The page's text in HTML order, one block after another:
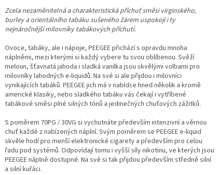
Zcela nezaměnitelná a charakteristická příchuť směsi virginského,
burley a orientálního tabáku sušeného žárem uspokojí i ty
nejnáročnější milovníky tabákových příchutí.
Ovoce, tabáky, ale i nápoje, PEEGEE přichází s opravdu mnoha
náplněmi, mezi kterými si každý vybere tu svou oblíbenou. Svěží
meloun, šťavnatá jahoda i sladká vanilka jsou skvělými volbami pro
milovníky lahodných e-liquidů. Na své si ale přijdou i milovníci
vynikajících tabáků. PEEGEE jich má v nabídce hned několik a kromě
americké klasiky, nebo sladkého tabáku vás čekají i vytříbené
tabákové směsi plné silných tónů a jedinečných chuťových zážitků.
S poměrem 70PG / 30VG si vychutnáte především intenzivní a věrnou
chuť každé z nabízených náplní. Svým poměrem se PEEGEE e-liquid
skvěle hodí pro menší elektronické cigarety a především pro celou
řadu pod systémů. Odpovídají tomu i vyšší síly nikotinu, ve kterých jsou
PEEGEE náplně dostupné. Na své si tak přijdou především středně silní
a silní kuřáci.